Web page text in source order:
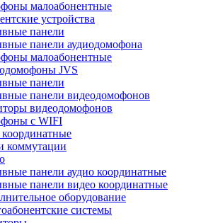
малоабонентные
устройства
панели
панели аудиодомофона
малоабонентные
JVS
панели
панели видеодомофонов
видеодомофонов
с WIFI
коммутации
панели аудио координатные
панели видео координатные
оборудование
системы